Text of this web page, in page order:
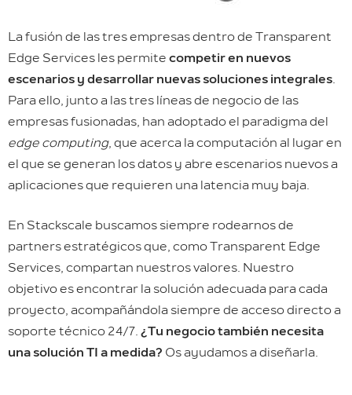
La fusión de las tres empresas dentro de Transparent
Edge Services les permite competir en nuevos
escenarios y desarrollar nuevas soluciones integrales.
Para ello, junto a las tres líneas de negocio de las
empresas fusionadas, han adoptado el paradigma del
edge computing, que acerca la computación al lugar en
el que se generan los datos y abre escenarios nuevos a
aplicaciones que requieren una latencia muy baja.
En Stackscale buscamos siempre rodearnos de
partners estratégicos que, como Transparent Edge
Services, compartan nuestros valores. Nuestro
objetivo es encontrar la solución adecuada para cada
proyecto, acompañándola siempre de acceso directo a
soporte técnico 24/7. ¿Tu negocio también necesita
una solución TI a medida? Os ayudamos a diseñarla.